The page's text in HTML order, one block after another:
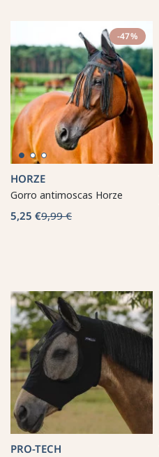
-47%
HORZE
Gorro antimoscas Horze
5,25 €9,99 €
PRO-TECH